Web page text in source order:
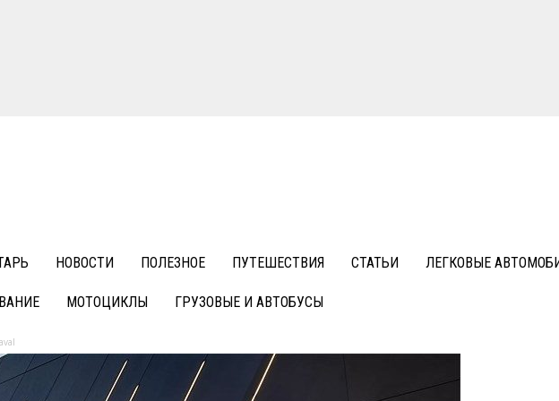
НОВОСТИ ПОЛЕЗНОЕ ПУТЕШЕСТВИЯ СТАТЬИ ЛЕГКОВЫЕ
МОТОЦИКЛЫ ГРУЗОВЫЕ И АВТОБУСЫ